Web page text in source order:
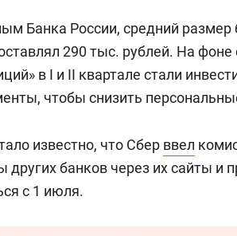
Банка России, средний размер
290 тыс. рублей. На
в I и II квартале стали
чтобы снизить
известно, что Сбер ввел
других банков через их сайты и
с 1 июля.